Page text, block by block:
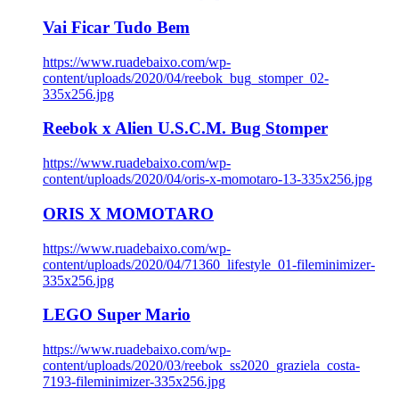
Vai Ficar Tudo Bem
https://www.ruadebaixo.com/wp-
content/uploads/2020/04/reebok_bug_stomper_02-
335x256.jpg
Reebok x Alien U.S.C.M. Bug Stomper
https://www.ruadebaixo.com/wp-
content/uploads/2020/04/oris-x-momotaro-13-335x256.jpg
ORIS X MOMOTARO
https://www.ruadebaixo.com/wp-
content/uploads/2020/04/71360_lifestyle_01-fileminimizer-
335x256.jpg
LEGO Super Mario
https://www.ruadebaixo.com/wp-
content/uploads/2020/03/reebok_ss2020_graziela_costa-
7193-fileminimizer-335x256.jpg